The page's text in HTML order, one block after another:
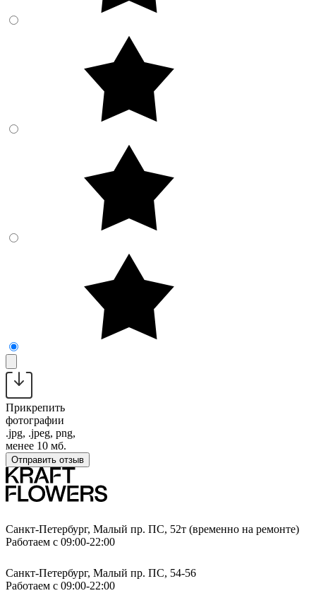
Прикрепить
фотографии
.jpg, .jpeg, png,
менее 10 мб.
Отправить отзыв
Санкт-Петербург, Малый пр. ПС, 52т (временно на ремонте)
Работаем с 09:00-22:00
Санкт-Петербург, Малый пр. ПС, 54-56
Работаем с 09:00-22:00